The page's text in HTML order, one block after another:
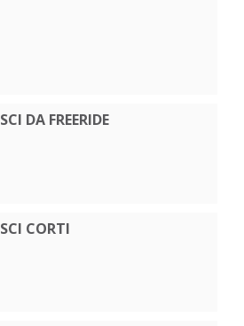
SCI DA FREERIDE
SCI CORTI